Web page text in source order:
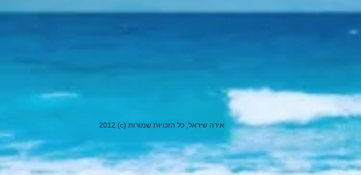
2012 (c) אירה שיראל, כל הזכויות שמורות